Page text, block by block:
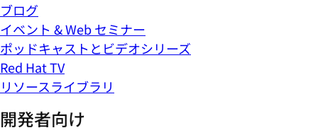
ブログ
イベント & Web セミナー
ポッドキャストとビデオシリーズ
Red Hat TV
リソースライブラリ
開発者向け